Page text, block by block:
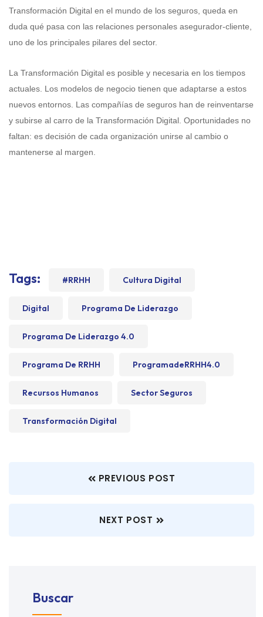
Transformación Digital en el mundo de los seguros, queda en
duda qué pasa con las relaciones personales asegurador-cliente,
uno de los principales pilares del sector.
La Transformación Digital es posible y necesaria en los tiempos
actuales. Los modelos de negocio tienen que adaptarse a estos
nuevos entornos. Las compañías de seguros han de reinventarse
y subirse al carro de la Transformación Digital. Oportunidades no
faltan: es decisión de cada organización unirse al cambio o
mantenerse al margen.
Tags: #RRHH Cultura Digital
Digital Programa De Liderazgo
Programa De Liderazgo 4.0
Programa De RRHH ProgramadeRRHH4.0
Recursos Humanos Sector Seguros
Transformación Digital
PREVIOUS POST
NEXT POST
Buscar